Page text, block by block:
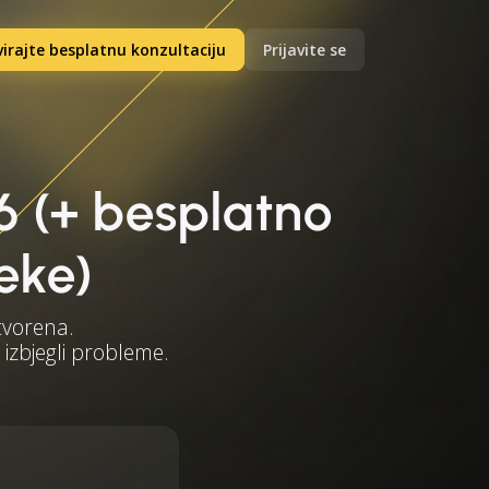
besplatnu konzultaciju Prijavite se
(+ besplatno
probleme.